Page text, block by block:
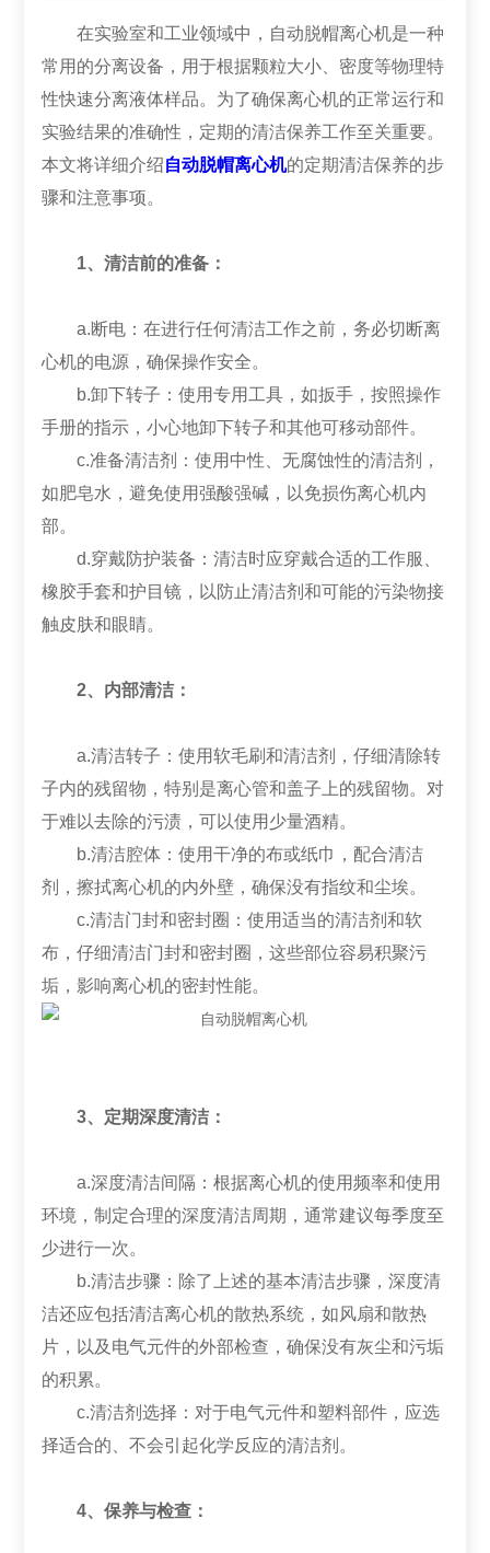
在实验室和工业领域中，自动脱帽离心机是一种
常用的分离设备，用于根据颗粒大小、密度等物理特
性快速分离液体样品。为了确保离心机的正常运行和
实验结果的准确性，定期的清洁保养工作至关重要。
本文将详细介绍自动脱帽离心机的定期清洁保养的步
骤和注意事项。
1、清洁前的准备：
a.断电：在进行任何清洁工作之前，务必切断离
心机的电源，确保操作安全。
b.卸下转子：使用专用工具，如扳手，按照操作
手册的指示，小心地卸下转子和其他可移动部件。
c.准备清洁剂：使用中性、无腐蚀性的清洁剂，
如肥皂水，避免使用强酸强碱，以免损伤离心机内
部。
d.穿戴防护装备：清洁时应穿戴合适的工作服、
橡胶手套和护目镜，以防止清洁剂和可能的污染物接
触皮肤和眼睛。
2、内部清洁：
a.清洁转子：使用软毛刷和清洁剂，仔细清除转
子内的残留物，特别是离心管和盖子上的残留物。对
于难以去除的污渍，可以使用少量酒精。
b.清洁腔体：使用干净的布或纸巾，配合清洁
剂，擦拭离心机的内外壁，确保没有指纹和尘埃。
c.清洁门封和密封圈：使用适当的清洁剂和软
布，仔细清洁门封和密封圈，这些部位容易积聚污
垢，影响离心机的密封性能。
3、定期深度清洁：
a.深度清洁间隔：根据离心机的使用频率和使用
环境，制定合理的深度清洁周期，通常建议每季度至
少进行一次。
b.清洁步骤：除了上述的基本清洁步骤，深度清
洁还应包括清洁离心机的散热系统，如风扇和散热
片，以及电气元件的外部检查，确保没有灰尘和污垢
的积累。
c.清洁剂选择：对于电气元件和塑料部件，应选
择适合的、不会引起化学反应的清洁剂。
4、保养与检查：